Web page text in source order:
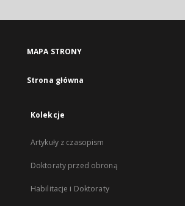
MAPA STRONY
Strona główna
Kolekcje
Artykuły z czasopism
Doktoraty przed obroną
Habilitacje i Doktoraty